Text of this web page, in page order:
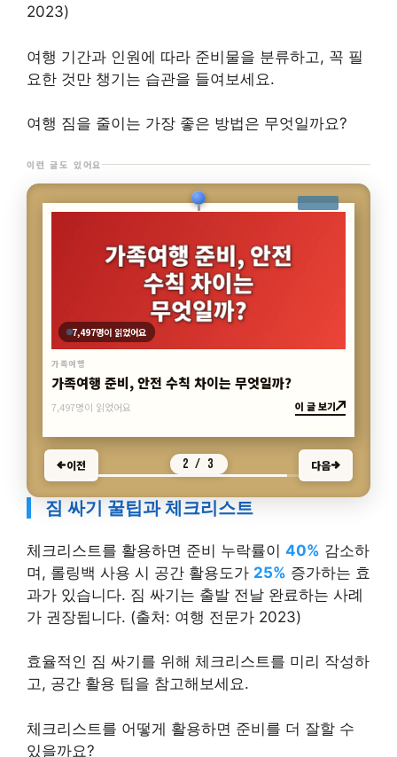
2023)
여행 기간과 인원에 따라 준비물을 분류하고, 꼭 필
요한 것만 챙기는 습관을 들여보세요.
여행 짐을 줄이는 가장 좋은 방법은 무엇일까요?
이런 글도 있어요
4,180명이 읽었어요
가족여행
여행 안전과 가족 보호, 비밀 노하우 공개
4,180명이 읽었어요 이 글 보기
이전 3 / 3 다음
짐 싸기 꿀팁과 체크리스트
체크리스트를 활용하면 준비 누락률이 40% 감소하
며, 롤링백 사용 시 공간 활용도가 25% 증가하는 효
과가 있습니다. 짐 싸기는 출발 전날 완료하는 사례
가 권장됩니다. (출처: 여행 전문가 2023)
효율적인 짐 싸기를 위해 체크리스트를 미리 작성하
고, 공간 활용 팁을 참고해보세요.
체크리스트를 어떻게 활용하면 준비를 더 잘할 수
있을까요?